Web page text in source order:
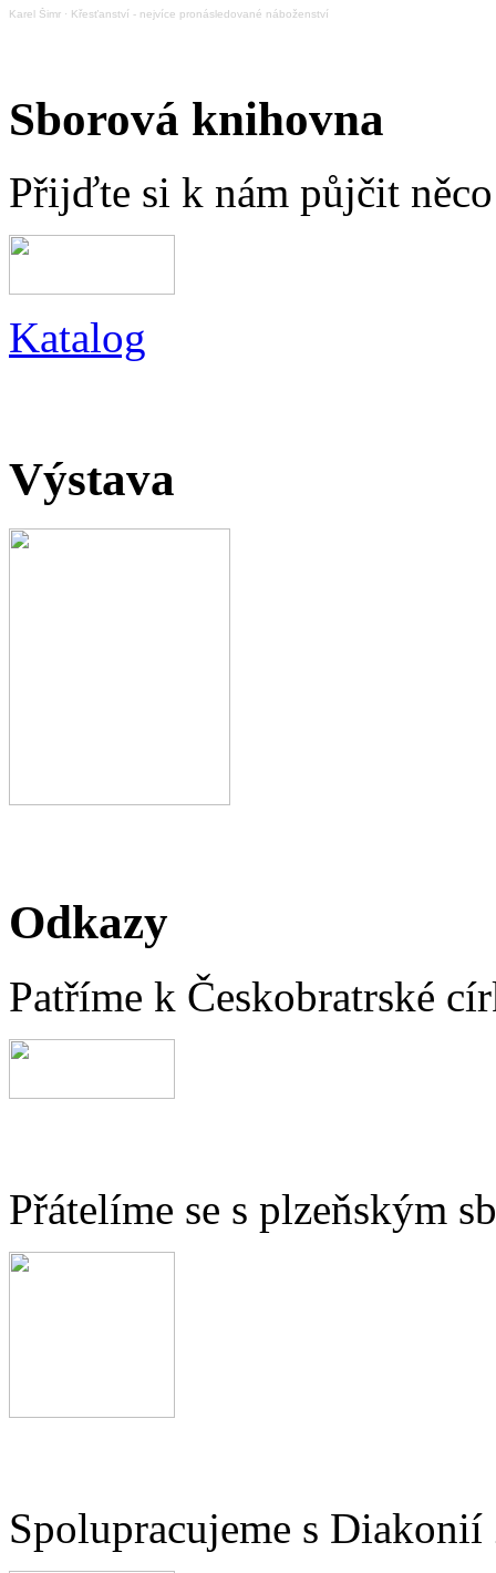
Karel Šimr · Křesťanství - nejvíce pronásledované náboženství
Sborová knihovna
Přijďte si k nám půjčit
Katalog
Výstava
Odkazy
Patříme k Českobratrské
Přátelíme se s plzeňským
Spolupracujeme s Diakonií